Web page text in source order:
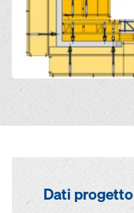
Dati progetto